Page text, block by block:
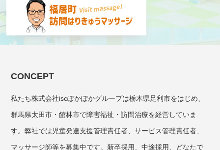
CONCEPT
私たち株式会社iscぽかぽかグループは栃木県足利市をはじめ、
群馬県太田市・館林市で障害福祉・訪問治療を経営していま
す。弊社では児童発達支援管理責任者、サービス管理責任者、
マッサージ師等を募集中です。新卒採用、中途採用、どなたで